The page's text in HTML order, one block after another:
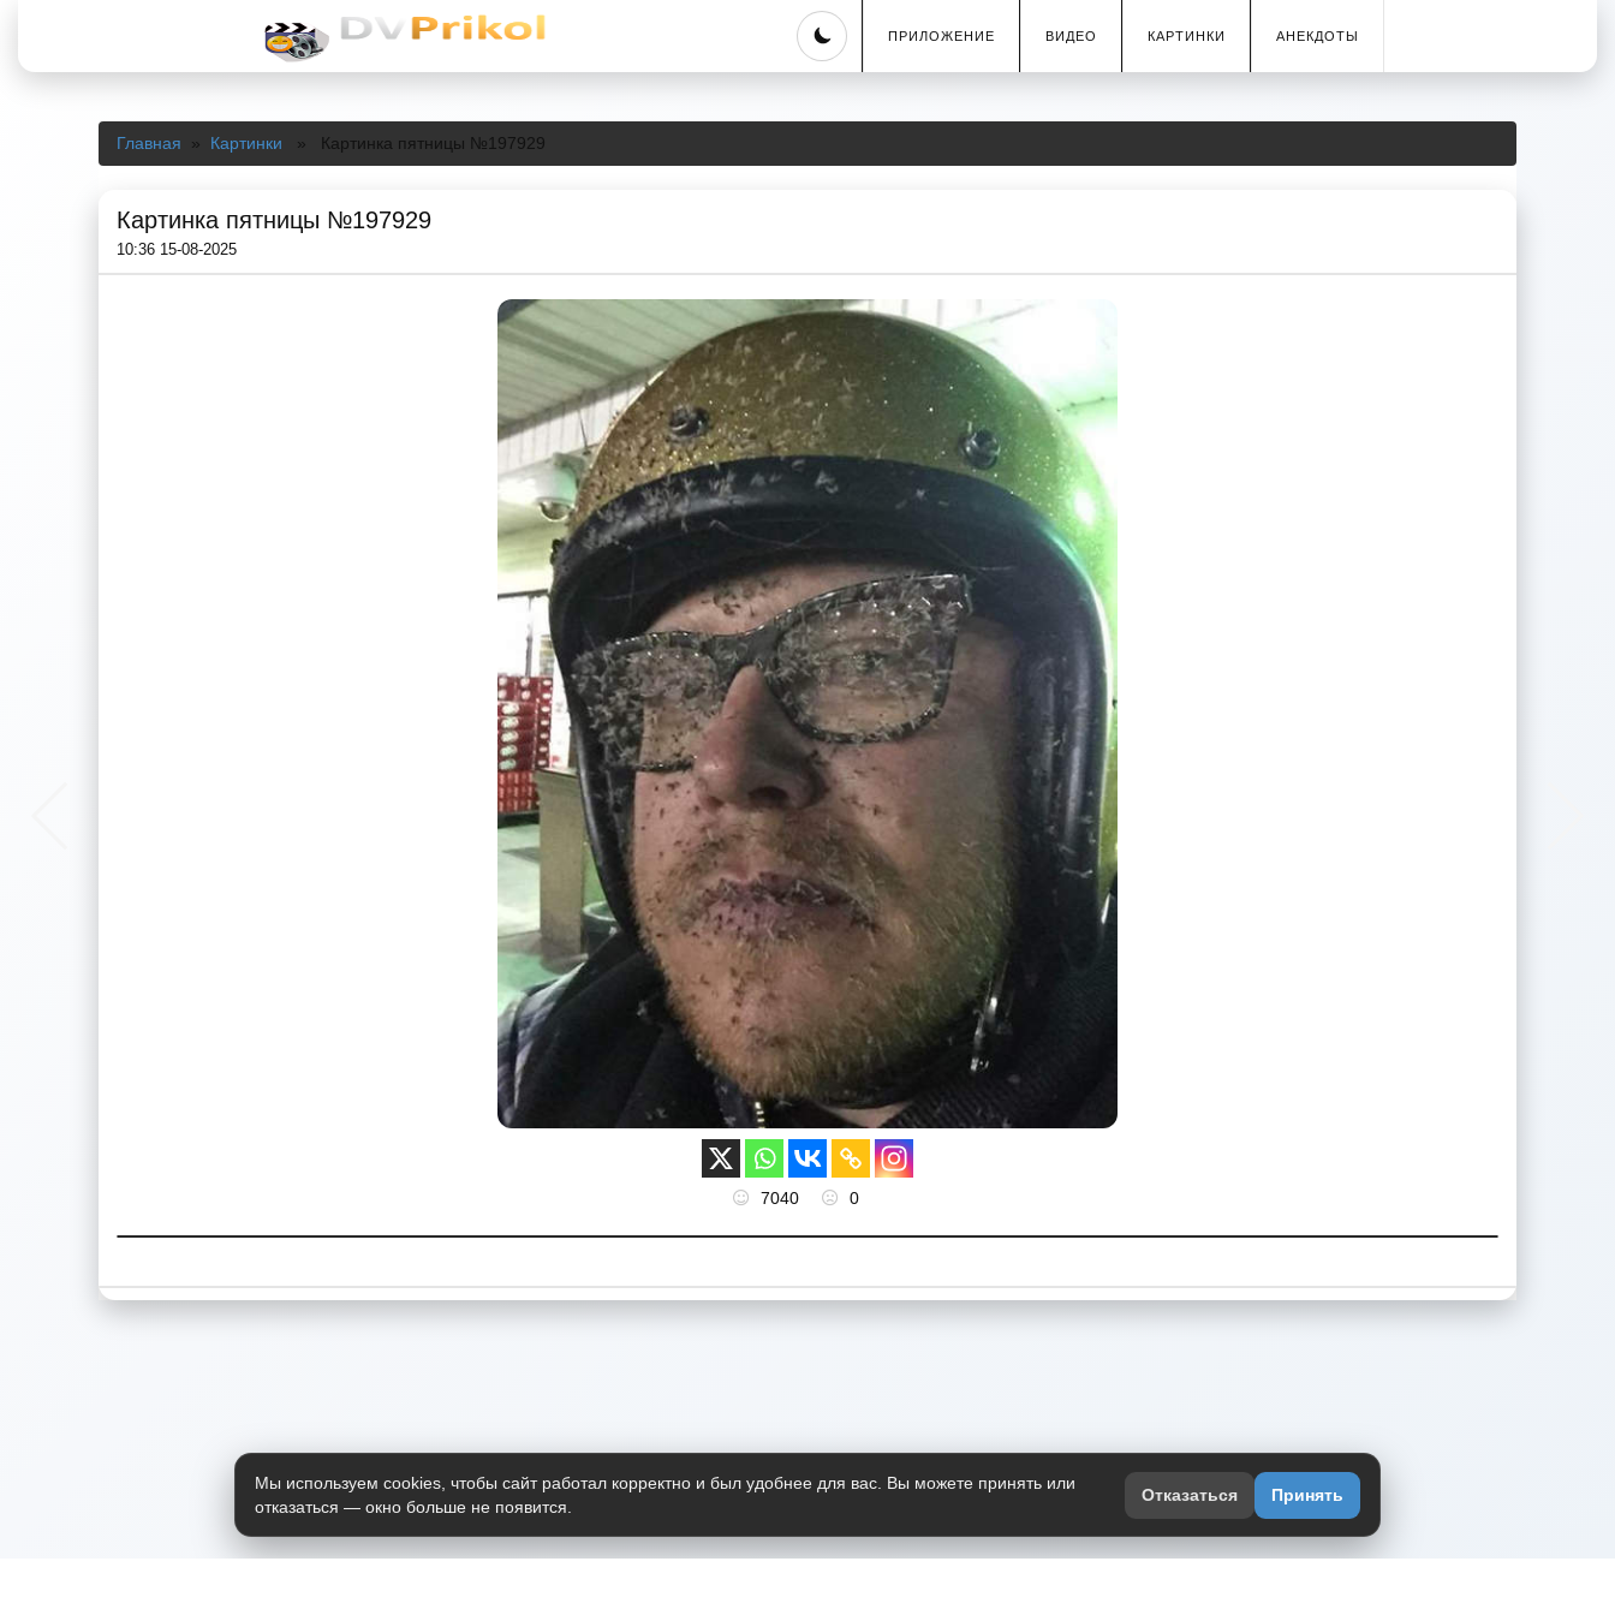
Skip
ПРИЛОЖЕНИЕ ВИДЕО КАРТИНКИ АНЕКДОТЫ
Главная » Картинки » Картинка пятницы №197929
Картинка пятницы №197929
10:36 15-08-2025
7040 0
Мы используем cookies, чтобы сайт работал корректно и был удобнее для вас. Вы можете принять или
отказаться — окно больше не появится.
Отказаться Принять